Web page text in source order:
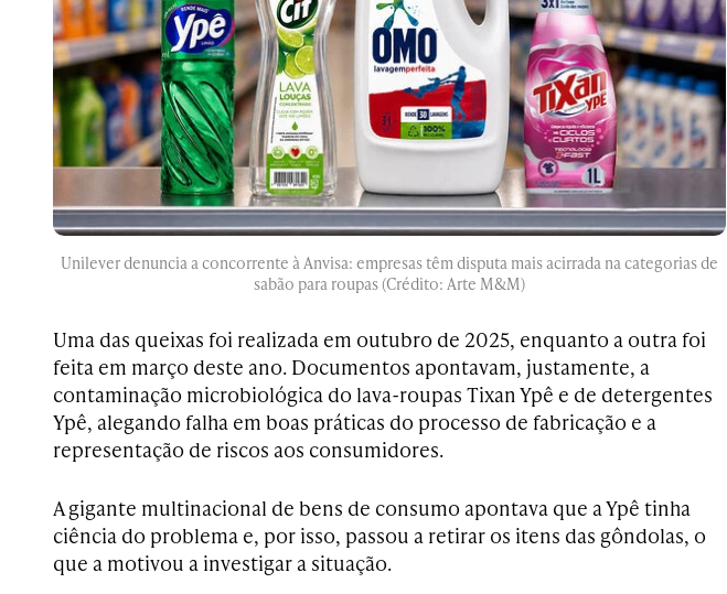
Unilever denuncia a concorrente à Anvisa: empresas têm disputa mais acirrada na categorias de
sabão para roupas (Crédito: Arte M&M)
Uma das queixas foi realizada em outubro de 2025, enquanto a outra foi
feita em março deste ano. Documentos apontavam, justamente, a
contaminação microbiológica do lava-roupas Tixan Ypê e de detergentes
Ypê, alegando falha em boas práticas do processo de fabricação e a
representação de riscos aos consumidores.
A gigante multinacional de bens de consumo apontava que a Ypê tinha
ciência do problema e, por isso, passou a retirar os itens das gôndolas, o
que a motivou a investigar a situação.